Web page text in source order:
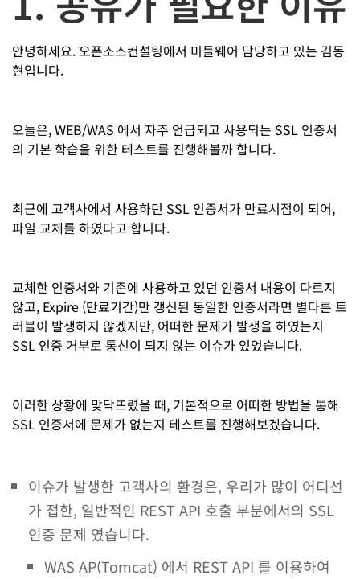
안녕하세요. 오픈소스컨설팅에서 미들웨어 담당하고 있는 김동
현입니다.
오늘은, WEB/WAS 에서 자주 언급되고 사용되는 SSL 인증서
의 기본 학습을 위한 테스트를 진행해볼까 합니다.
최근에 고객사에서 사용하던 SSL 인증서가 만료시점이 되어,
파일 교체를 하였다고 합니다.
교체한 인증서와 기존에 사용하고 있던 인증서 내용이 다르지
않고, Expire (만료기간)만 갱신된 동일한 인증서라면 별다른 트
러블이 발생하지 않겠지만, 어떠한 문제가 발생을 하였는지
SSL 인증 거부로 통신이 되지 않는 이슈가 있었습니다.
이러한 상황에 맞닥뜨렸을 때, 기본적으로 어떠한 방법을 통해
SSL 인증서에 문제가 없는지 테스트를 진행해보겠습니다.
이슈가 발생한 고객사의 환경은, 우리가 많이 어디선
가 접한, 일반적인 REST API 호출 부분에서의 SSL
인증 문제 였습니다.
WAS AP(Tomcat) 에서 REST API 를 이용하여